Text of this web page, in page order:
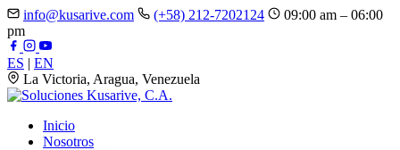
info@kusarive.com (+58) 212-7202124
09:00 am – 06:00
pm
ES | EN
La Victoria, Aragua, Venezuela
Inicio
Nosotros